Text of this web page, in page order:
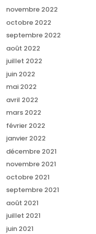
novembre 2022
octobre 2022
septembre 2022
août 2022
juillet 2022
juin 2022
mai 2022
avril 2022
mars 2022
février 2022
janvier 2022
décembre 2021
novembre 2021
octobre 2021
septembre 2021
août 2021
juillet 2021
juin 2021